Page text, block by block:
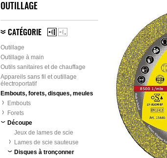
OUTILLAGE
CATÉGORIE
Outillage
Outillage à main
Outils sanitaires et de chauffage
Appareils sans fil et outillage
électroportatif
Embouts, forets, disques, meules
Embouts
Forets
Découpe
Jeux de lames de scie
Lames de scie sauteuse
Disques à tronçonner